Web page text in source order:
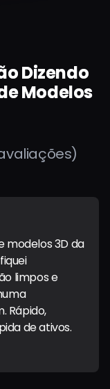
Dizendo
Modelos
modelos 3D da
limpos e
Rápido,
de ativos.